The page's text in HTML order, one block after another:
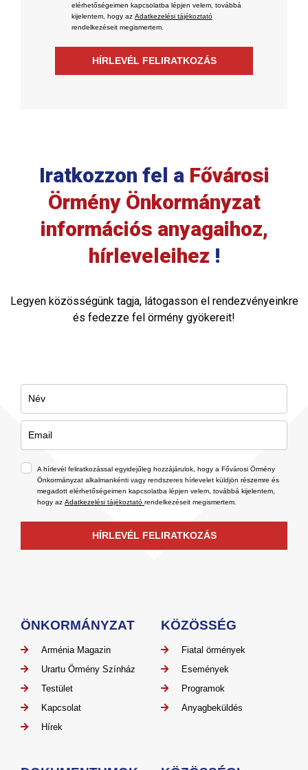
elérhetőségeimen kapcsolatba lépjen velem, továbbá
kijelentem, hogy az Adatkezelési tájékoztató
rendelkezéseit megismertem.
HÍRLEVÉL FELIRATKOZÁS
Iratkozzon fel a Fővárosi
Örmény Önkormányzat
információs anyagaihoz,
hírleveleihez !
Legyen közösségünk tagja, látogasson el rendezvényeinkre
és fedezze fel örmény gyökereit!
A hírlevél feliratkozással egyidejűleg hozzájárulok, hogy a Fővárosi Örmény
Önkormányzat alkalmankénti vagy rendszeres hírlevelet küldjön részemre és
megadott elérhetőségeimen kapcsolatba lépjen velem, továbbá kijelentem,
hogy az Adatkezelési tájékoztató rendelkezéseit megismertem.
HÍRLEVÉL FELIRATKOZÁS
ÖNKORMÁNYZAT
Arménia Magazin
Urartu Örmény Színház
Testület
Kapcsolat
Hírek
KÖZÖSSÉG
Fiatal örmények
Események
Programok
Anyagbeküldés